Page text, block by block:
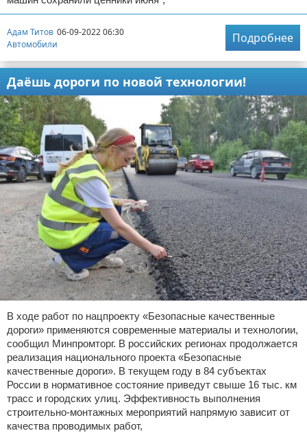
Адам Титов 06-09-2022 06:30
Автомобили
Подробнее
Даёшь дороги по новой технологии!
В ходе работ по нацпроекту «Безопасные качественные
дороги» применяются современные материалы и технологии,
сообщил Минпромторг. В российских регионах продолжается
реализация национального проекта «Безопасные
качественные дороги». В текущем году в 84 субъектах
России в нормативное состояние приведут свыше 16 тыс. км
трасс и городских улиц. Эффективность выполнения
строительно-монтажных мероприятий напрямую зависит от
качества проводимых работ,